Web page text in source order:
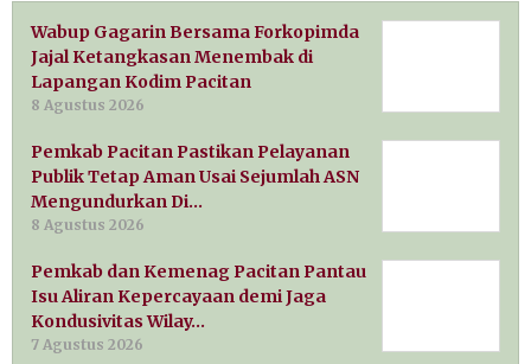
Wabup Gagarin Bersama Forkopimda
Jajal Ketangkasan Menembak di
Lapangan Kodim Pacitan
8 Agustus 2026
Pemkab Pacitan Pastikan Pelayanan
Publik Tetap Aman Usai Sejumlah ASN
Mengundurkan Di…
8 Agustus 2026
Pemkab dan Kemenag Pacitan Pantau
Isu Aliran Kepercayaan demi Jaga
Kondusivitas Wilay…
7 Agustus 2026